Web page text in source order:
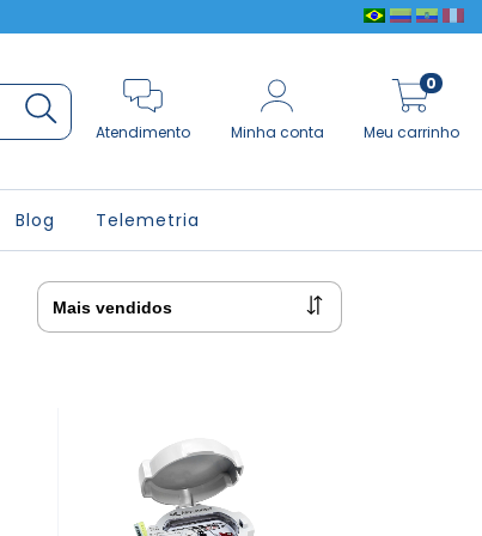
Atendimento Minha conta Meu carrinho
0
Blog Telemetria